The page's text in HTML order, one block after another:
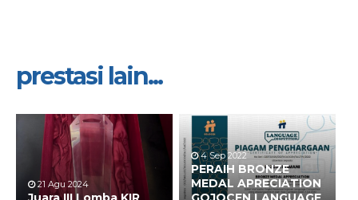
prestasi lain...
21 Agu 2024
4 Sep 2022
PERAIH BRONZE
MEDAL APRECIATION